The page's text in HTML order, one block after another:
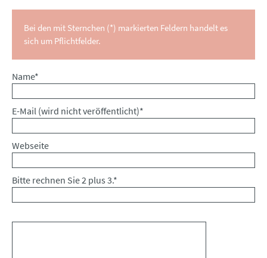
Bei den mit Sternchen (*) markierten Feldern handelt es
sich um Pflichtfelder.
Pflichtfeld
Name*
Pflichtfeld
E-Mail (wird nicht veröffentlicht)*
Webseite
Bitte rechnen Sie 2 plus 3.*